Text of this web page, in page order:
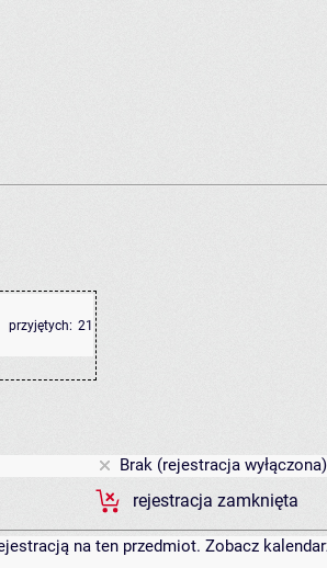
przyjętych: 21
Brak (rejestracja wyłączona)
rejestracja zamknięta
na ten przedmiot. Zobacz